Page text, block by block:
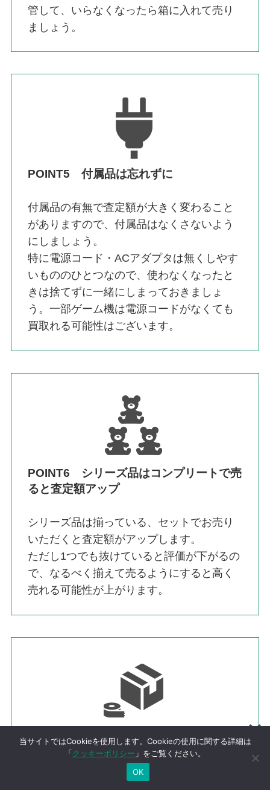
管して、いらなくなったら箱に入れて売り
ましょう。
POINT5 付属品は忘れずに
付属品の有無で査定額が大きく変わること
がありますので、付属品はなくさないよう
にしましょう。
特に電源コード・ACアダプタは無くしやす
いもののひとつなので、使わなくなったと
きは捨てずに一緒にしまっておきましょ
う。一部ゲーム機は電源コードがなくても
買取れる可能性はございます。
POINT6 シリーズ品はコンプリートで売
ると査定額アップ
シリーズ品は揃っている、セットでお売り
いただくと査定額がアップします。
ただし1つでも抜けていると評価が下がるの
で、なるべく揃えて売るようにすると高く
売れる可能性が上がります。
POINT7 きれいに梱包
バラバラに入れず、揃えて箱に入れると査
当サイトではCookieを使用します。Cookieの使用に関する詳細は
「クッキーポリシー 」をご覧ください。
OK